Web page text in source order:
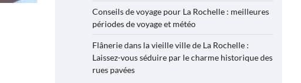
Conseils de voyage pour La Rochelle : meilleures
périodes de voyage et météo
Flânerie dans la vieille ville de La Rochelle :
Laissez-vous séduire par le charme historique des
rues pavées